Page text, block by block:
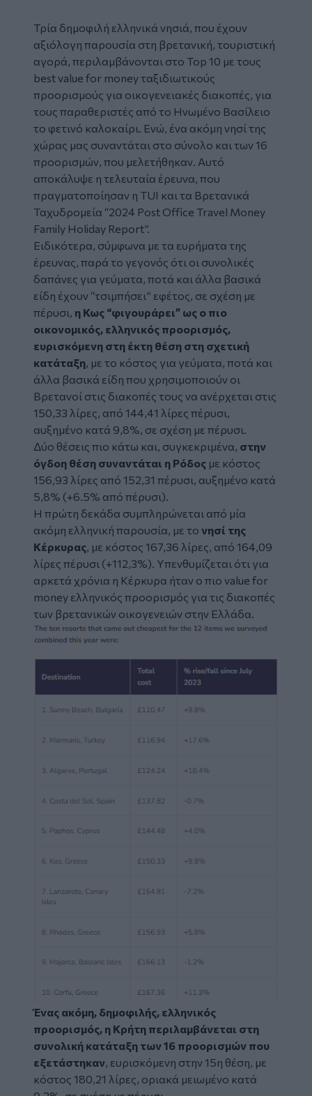
Τρία δημοφιλή ελληνικά νησιά, που έχουν
αξιόλογη παρουσία στη βρετανική, τουριστική
αγορά, περιλαμβάνονται στο Top 10 με τους
best value for money ταξιδιωτικούς
προορισμούς για οικογενειακές διακοπές, για
τους παραθεριστές από το Ηνωμένο Βασίλειο
το φετινό καλοκαίρι. Ενώ, ένα ακόμη νησί της
χώρας μας συναντάται στο σύνολο και των 16
προορισμών, που μελετήθηκαν. Αυτό
αποκάλυψε η τελευταία έρευνα, που
πραγματοποίησαν η TUI και τα Βρετανικά
Ταχυδρομεία “2024 Post Office Travel Money
Family Holiday Report”.
Ειδικότερα, σύμφωνα με τα ευρήματα της
έρευνας, παρά το γεγονός ότι οι συνολικές
δαπάνες για γεύματα, ποτά και άλλα βασικά
είδη έχουν “τσιμπήσει” εφέτος, σε σχέση με
πέρυσι, η Κως “φιγουράρει” ως ο πιο
οικονομικός, ελληνικός προορισμός,
ευρισκόμενη στη έκτη θέση στη σχετική
κατάταξη, με το κόστος για γεύματα, ποτά και
άλλα βασικά είδη που χρησιμοποιούν οι
Βρετανοί στις διακοπές τους να ανέρχεται στις
150,33 λίρες, από 144,41 λίρες πέρυσι,
αυξημένο κατά 9,8%, σε σχέση με πέρυσι.
Δύο θέσεις πιο κάτω και, συγκεκριμένα, στην
όγδοη θέση συναντάται η Ρόδος με κόστος
156,93 λίρες από 152,31 πέρυσι, αυξημένο κατά
5,8% (+6.5% από πέρυσι).
Η πρώτη δεκάδα συμπληρώνεται από μία
ακόμη ελληνική παρουσία, με το νησί της
Κέρκυρας, με κόστος 167,36 λίρες, από 164,09
λίρες πέρυσι (+112,3%). Υπενθυμίζεται ότι για
αρκετά χρόνια η Κέρκυρα ήταν ο πιο value for
money ελληνικός προορισμός για τις διακοπές
των βρετανικών οικογενειών στην Ελλάδα.
Ένας ακόμη, δημοφιλής, ελληνικός
προορισμός, η Κρήτη περιλαμβάνεται στη
συνολική κατάταξη των 16 προορισμών που
εξετάστηκαν, ευρισκόμενη στην 15η θέση, με
κόστος 180,21 λίρες, οριακά μειωμένο κατά